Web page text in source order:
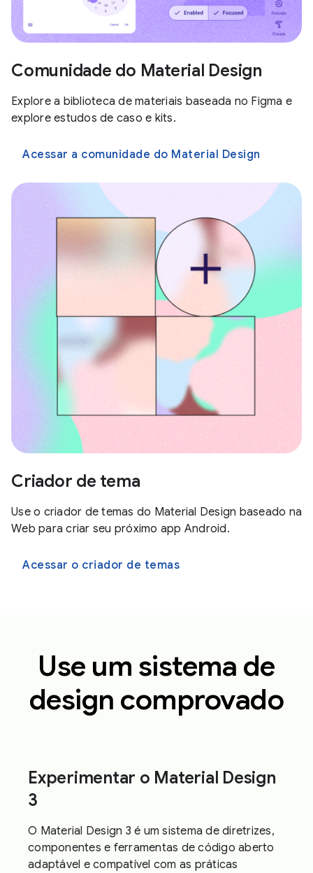
Comunidade do Material Design
Explore a biblioteca de materiais baseada no Figma e
explore estudos de caso e kits.
Acessar a comunidade do Material Design
Criador de tema
Use o criador de temas do Material Design baseado na
Web para criar seu próximo app Android.
Acessar o criador de temas
Use um sistema de
design comprovado
Experimentar o Material Design
3
O Material Design 3 é um sistema de diretrizes,
componentes e ferramentas de código aberto
adaptável e compatível com as práticas